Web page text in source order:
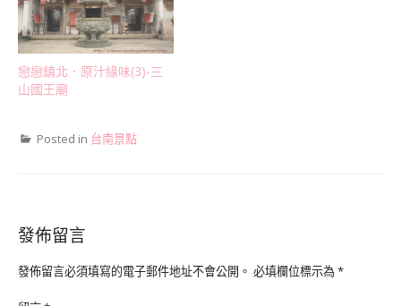
戀戀鎮北．原汁緣味(3)-三
山國王廟
Posted in 台南景點
發佈留言
發佈留言必須填寫的電子郵件地址不會公開。 必填欄位標示為*